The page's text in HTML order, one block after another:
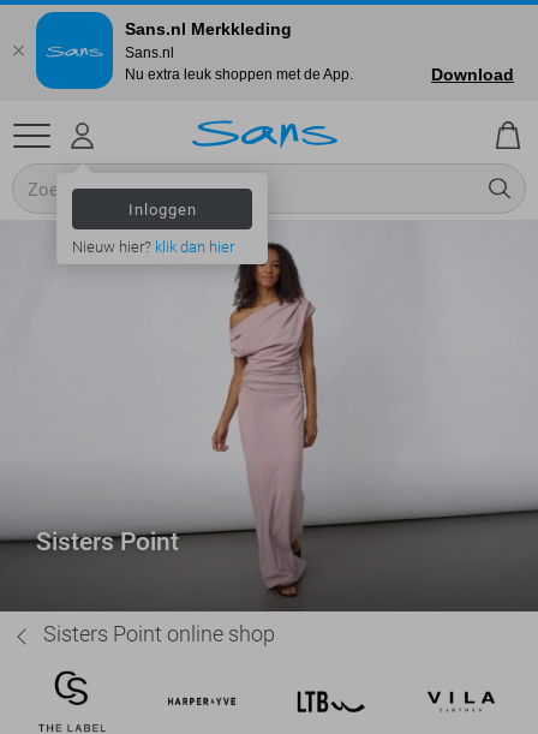
Inloggen
Nieuw hier? klik dan hier
Sisters Point
Sisters Point online shop
Sans.nl Merkkleding
Sans.nl
Nu extra leuk shoppen met de App.
Download